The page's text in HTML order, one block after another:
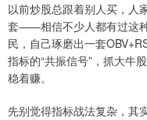
以前炒股总跟着别人买，人
套——相信不少人都有过这
民，自己琢磨出一套
指标的“共振信号”，抓大牛
稳着赚。
先别觉得指标战法复杂，其